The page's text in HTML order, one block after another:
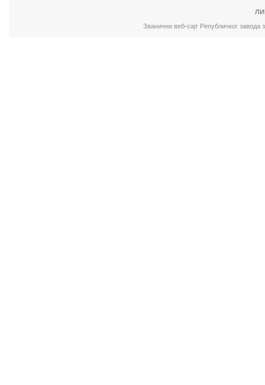
Званични веб-сајт Републичког